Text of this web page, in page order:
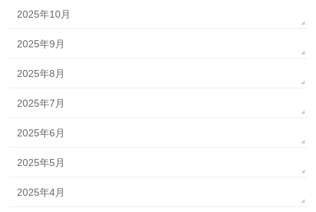
2025年10月
2025年9月
2025年8月
2025年7月
2025年6月
2025年5月
2025年4月